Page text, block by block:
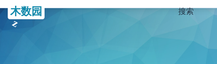
木数园 搜索